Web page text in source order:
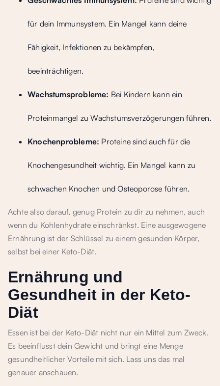
für dein Immunsystem. Ein Mangel kann deine
Fähigkeit, Infektionen zu bekämpfen,
beeinträchtigen.
Wachstumsprobleme: Bei Kindern kann ein
Proteinmangel zu Wachstumsverzögerungen führen.
Knochenprobleme: Proteine sind auch für die
Knochengesundheit wichtig. Ein Mangel kann zu
schwachen Knochen und Osteoporose führen.
Achte also darauf, genug Protein zu dir zu nehmen, auch
wenn du Kohlenhydrate einschränkst. Eine ausgewogene
Ernährung ist der Schlüssel zu einem gesunden Körper,
selbst bei einer Keto-Diät.
Ernährung und
Gesundheit in der Keto-
Diät
Essen ist bei der Keto-Diät nicht nur ein Mittel zum Zweck.
Es beeinflusst dein Gewicht und bringt eine Menge
gesundheitlicher Vorteile mit sich. Lass uns das mal
genauer anschauen.